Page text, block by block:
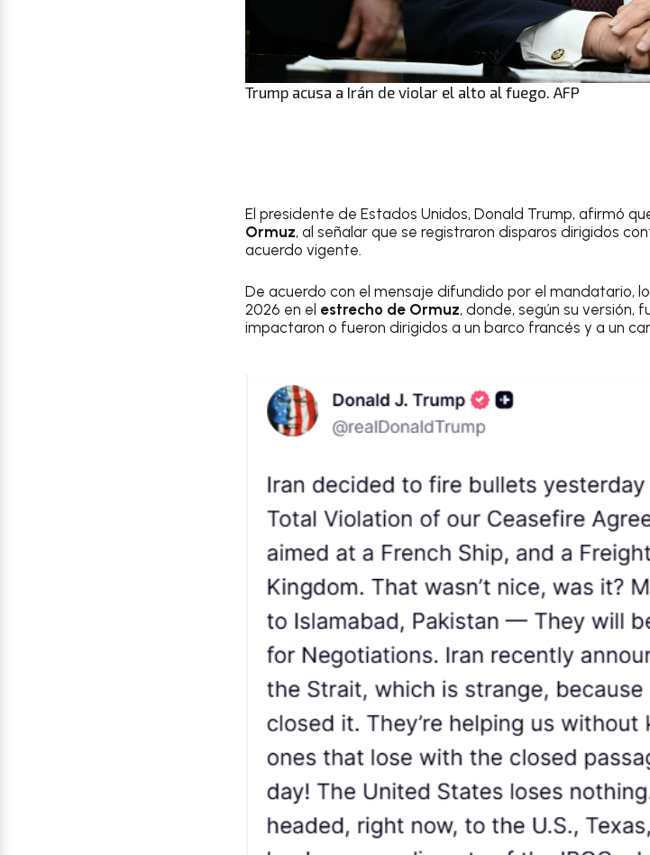
Trump acusa a Irán de violar el alto al fuego. AFP
El presidente de Estados Unidos, Donald Trump, afirmó
Ormuz, al señalar que se registraron disparos dirigidos
acuerdo vigente.
De acuerdo con el mensaje difundido por el mandatario,
2026 en el estrecho de Ormuz, donde, según su versión,
impactaron o fueron dirigidos a un barco francés y a un